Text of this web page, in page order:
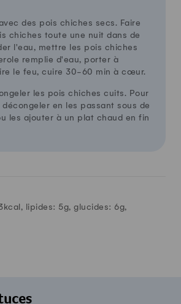
des pois chiches secs. Faire
chiches toute une nuit dans de
l'eau, mettre les pois chiches
remplie d'eau, porter à
le feu, cuire 30-60 min à cœur.
les pois chiches cuits. Pour
décongeler en les passant sous de
les ajouter à un plat chaud en fin
kcal, lipides: 5g, glucides: 6g,